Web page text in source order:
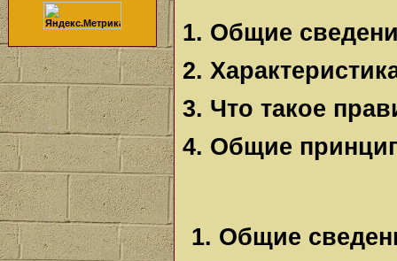
1. Общие
2.
3. Что такое
4. Общие
1. Общие